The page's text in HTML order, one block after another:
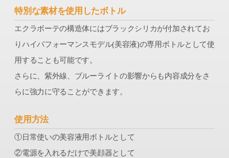
特別な素材を使用したボトル
エクラボーテの構造体にはブラックシリカが付加されてお
りハイパフォーマンスモデル(美容液)の専用ボトルとして使
用することも可能です。
さらに、紫外線、ブルーライトの影響からも内容成分をさ
らに強⼒に守ることができます。
使用方法
①⽇常使いの美容液⽤ボトルとして
②電源を⼊れるだけで美顔器として